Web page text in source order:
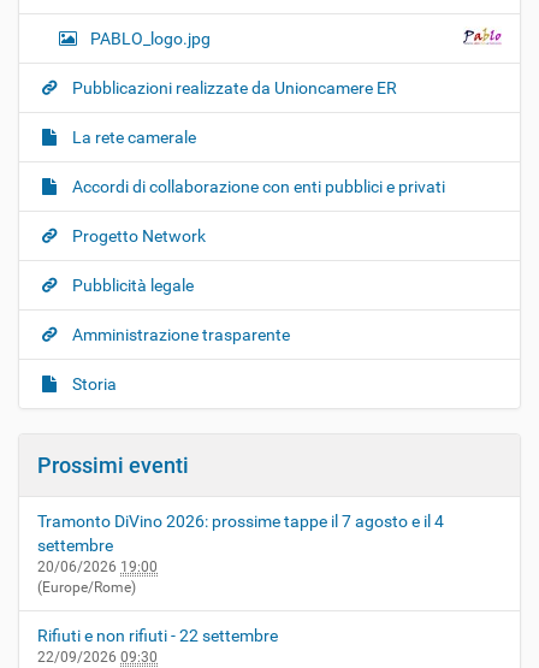
PABLO_logo.jpg
Pubblicazioni realizzate da Unioncamere ER
La rete camerale
Accordi di collaborazione con enti pubblici e privati
Progetto Network
Pubblicità legale
Amministrazione trasparente
Storia
Prossimi eventi
Tramonto DiVino 2026: prossime tappe il 7 agosto e il 4
settembre
20/06/2026 19:00
(Europe/Rome)
Rifiuti e non rifiuti - 22 settembre
22/09/2026 09:30